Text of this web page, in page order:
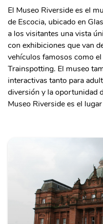
El Museo Riverside es el
de Escocia, ubicado en
a los visitantes una vista
con exhibiciones que van
vehículos famosos como
Trainspotting. El museo
interactivas tanto para
diversión y la oportunidad
Museo Riverside es el